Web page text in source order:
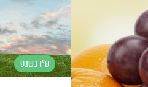
ט"ו בשבט